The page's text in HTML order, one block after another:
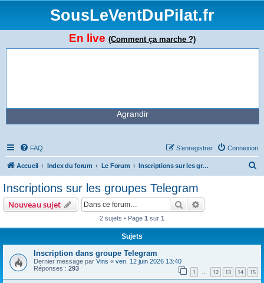
SousLeVentDuPilat.fr
En live (Comment ça marche ?)
Agrandir
FAQ Connexion
S’enregistrer
Accueil Index du forum Le Forum Inscriptions sur les groupes Telegram
e
Inscriptions sur les groupes Telegram
Nouveau sujet Rechercher
2 sujets • Page 1 sur 1
Sujets
Inscription dans groupe Telegram
Dernier message par Vins « ven. 12 juin 2026 13:40
Réponses : 293 1 … 12 13 14 15